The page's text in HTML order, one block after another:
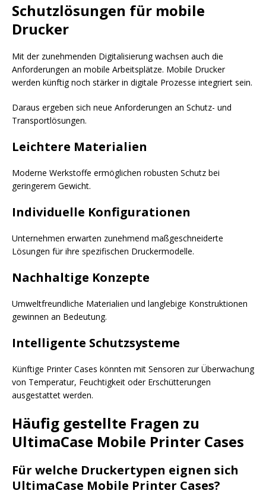
Schutzlösungen für mobile
Drucker
Mit der zunehmenden Digitalisierung wachsen auch die
Anforderungen an mobile Arbeitsplätze. Mobile Drucker
werden künftig noch stärker in digitale Prozesse integriert sein.
Daraus ergeben sich neue Anforderungen an Schutz- und
Transportlösungen.
Leichtere Materialien
Moderne Werkstoffe ermöglichen robusten Schutz bei
geringerem Gewicht.
Individuelle Konfigurationen
Unternehmen erwarten zunehmend maßgeschneiderte
Lösungen für ihre spezifischen Druckermodelle.
Nachhaltige Konzepte
Umweltfreundliche Materialien und langlebige Konstruktionen
gewinnen an Bedeutung.
Intelligente Schutzsysteme
Künftige Printer Cases könnten mit Sensoren zur Überwachung
von Temperatur, Feuchtigkeit oder Erschütterungen
ausgestattet werden.
Häufig gestellte Fragen zu
UltimaCase Mobile Printer Cases
Für welche Druckertypen eignen sich
UltimaCase Mobile Printer Cases?